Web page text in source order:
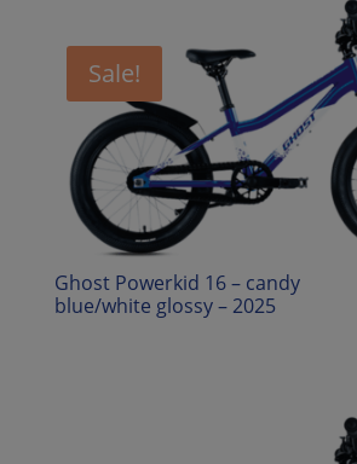
Sale!
Ghost Powerkid 16 – candy
blue/white glossy – 2025